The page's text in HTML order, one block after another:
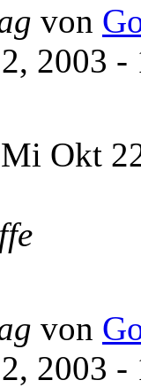
von
2003 -
Okt
von
2003 -